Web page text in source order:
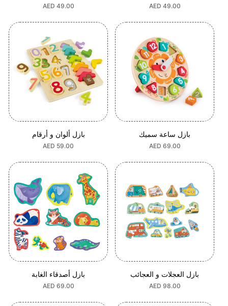
السعر
AED 49.00
السعر
AED 49.00
بازل ألوان و أرقام
السعر
AED 59.00
بازل ساعة سميك
السعر
AED 69.00
بازل أصدقاء الغابة
السعر
AED 69.00
بازل العجلات و العجائب
السعر
AED 98.00